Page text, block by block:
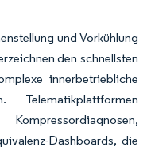
und Vorkühlung
den schnellsten
innerbetriebliche
Telematikplattformen
Dashboards, die